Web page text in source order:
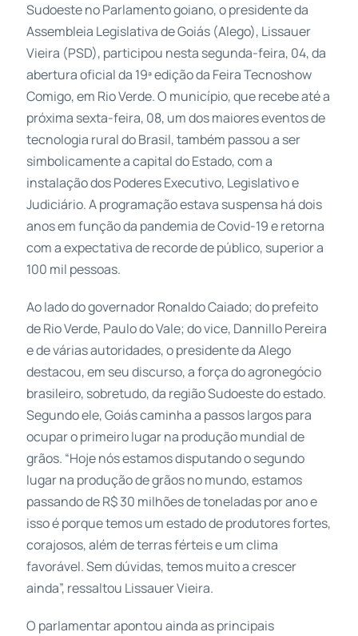
Sudoeste no Parlamento goiano, o presidente da
Assembleia Legislativa de Goiás (Alego), Lissauer
Vieira (PSD), participou nesta segunda-feira, 04, da
abertura oficial da 19ª edição da Feira Tecnoshow
Comigo, em Rio Verde. O município, que recebe até a
próxima sexta-feira, 08, um dos maiores eventos de
tecnologia rural do Brasil, também passou a ser
simbolicamente a capital do Estado, com a
instalação dos Poderes Executivo, Legislativo e
Judiciário. A programação estava suspensa há dois
anos em função da pandemia de Covid-19 e retorna
com a expectativa de recorde de público, superior a
100 mil pessoas.
Ao lado do governador Ronaldo Caiado; do prefeito
de Rio Verde, Paulo do Vale; do vice, Dannillo Pereira
e de várias autoridades, o presidente da Alego
destacou, em seu discurso, a força do agronegócio
brasileiro, sobretudo, da região Sudoeste do estado.
Segundo ele, Goiás caminha a passos largos para
ocupar o primeiro lugar na produção mundial de
grãos. “Hoje nós estamos disputando o segundo
lugar na produção de grãos no mundo, estamos
passando de R$ 30 milhões de toneladas por ano e
isso é porque temos um estado de produtores fortes,
corajosos, além de terras férteis e um clima
favorável. Sem dúvidas, temos muito a crescer
ainda”, ressaltou Lissauer Vieira.
O parlamentar apontou ainda as principais